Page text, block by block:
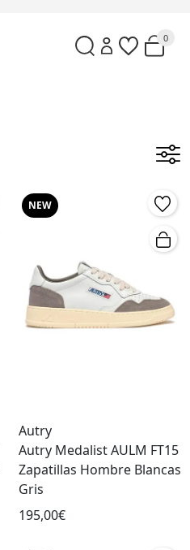
0
NEW
Autry
Autry Medalist AULM FT15
Zapatillas Hombre Blancas
Gris
195,00€